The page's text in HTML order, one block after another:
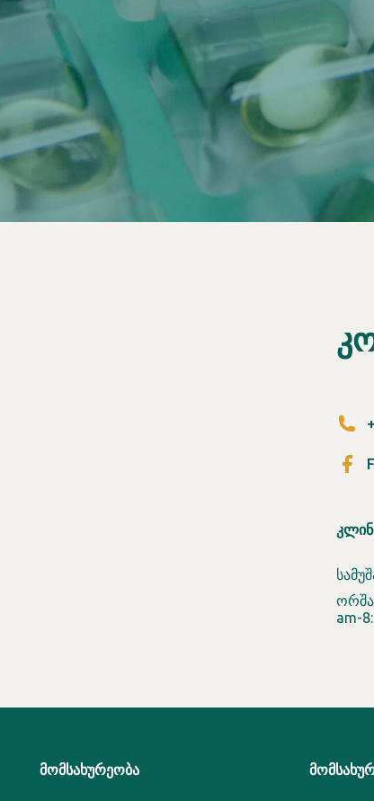
am-
ᲛᲝᲛᲡᲐᲮᲣᲠᲔᲝᲑᲐ